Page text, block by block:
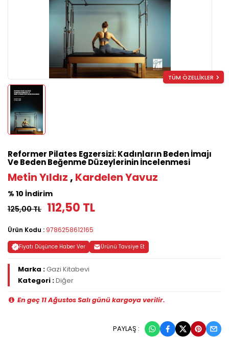
TÜM ÖZELLİKLER
Reformer Pilates Egzersizi: Kadınların Beden İmajı
Ve Beden Beğenme Düzeylerinin İncelenmesi
Metin Yıldız , Kardelen Yavuz
% 10 İndirim
125,00 TL 112,50 TL
Ürün Kodu : 9786258612165
Fiyatı Düşünce Haber Ver Ürünü Tavsiye Et
Marka :Gazi Kitabevi
Kategori :Diğer
En geç 11 Ağustos Salı günü kargoya verilir.
PAYLAŞ :